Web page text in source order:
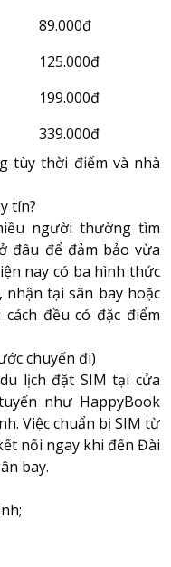
89.000đ
125.000đ
199.000đ
339.000đ
tùy thời điểm và nhà
tín?
người thường tìm
đâu để đảm bảo vừa
nay có ba hình thức
tại sân bay hoặc
đều có đặc điểm
chuyến đi)
lịch đặt SIM tại cửa
như HappyBook
Việc chuẩn bị SIM từ
nối ngay khi đến Đài
bay.